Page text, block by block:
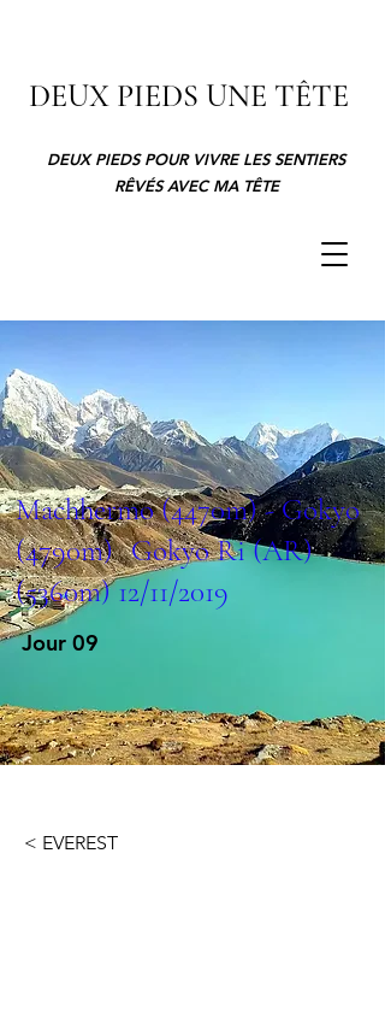
DEUX PIEDS UNE TÊTE
DEUX PIEDS POUR VIVRE LES SENTIERS
RÊVÉS AVEC MA TÊTE
Machhermo (4470m) - Gokyo
(4790m) Gokyo Ri (AR)
(5360m) 12/11/2019
Jour 09
< EVEREST